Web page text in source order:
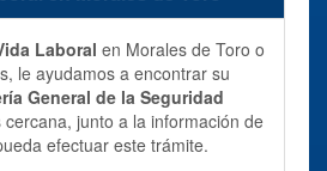
Laboral en Morales de Toro o
le ayudamos a encontrar su
General de la Seguridad
cercana, junto a la información de
efectuar este trámite.